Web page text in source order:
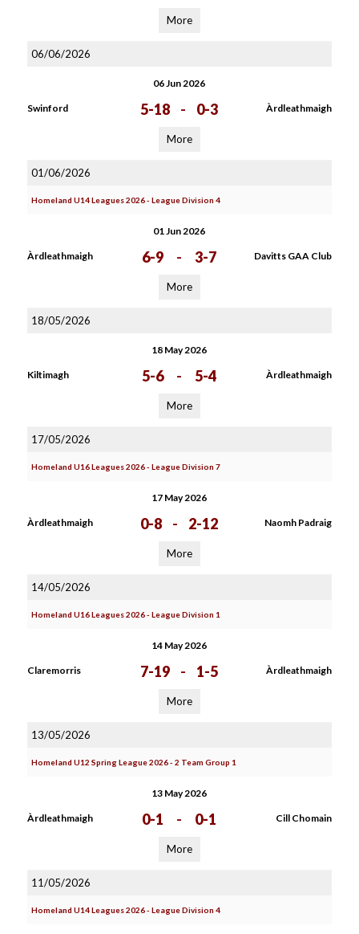
More
06/06/2026
06 Jun 2026
Swinford 5-18 - 0-3 Àrdleathmaigh
More
01/06/2026
Homeland U14 Leagues 2026 - League Division 4
01 Jun 2026
Àrdleathmaigh 6-9 - 3-7 Davitts GAA Club
More
18/05/2026
18 May 2026
Kiltimagh 5-6 - 5-4 Àrdleathmaigh
More
17/05/2026
Homeland U16 Leagues 2026 - League Division 7
17 May 2026
Àrdleathmaigh 0-8 - 2-12 Naomh Padraig
More
14/05/2026
Homeland U16 Leagues 2026 - League Division 1
14 May 2026
Claremorris 7-19 - 1-5 Àrdleathmaigh
More
13/05/2026
Homeland U12 Spring League 2026 - 2 Team Group 1
13 May 2026
Àrdleathmaigh 0-1 - 0-1 Cill Chomain
More
11/05/2026
Homeland U14 Leagues 2026 - League Division 4